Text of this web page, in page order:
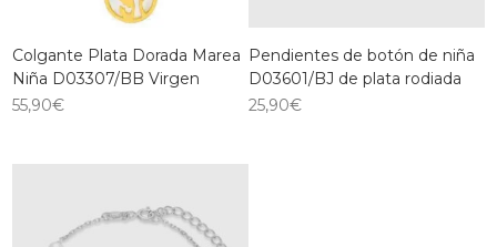
Colgante Plata Dorada Marea
Niña D03307/BB Virgen
55,90€
Pendientes de botón de niña
D03601/BJ de plata rodiada
25,90€